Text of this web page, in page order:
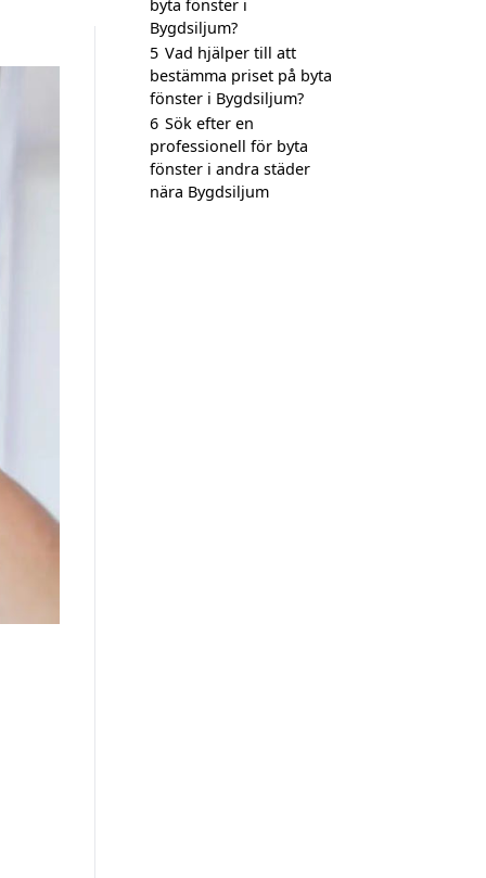
byta fönster i
Bygdsiljum?
5 Vad hjälper till att
bestämma priset på byta
fönster i Bygdsiljum?
6 Sök efter en
professionell för byta
fönster i andra städer
nära Bygdsiljum